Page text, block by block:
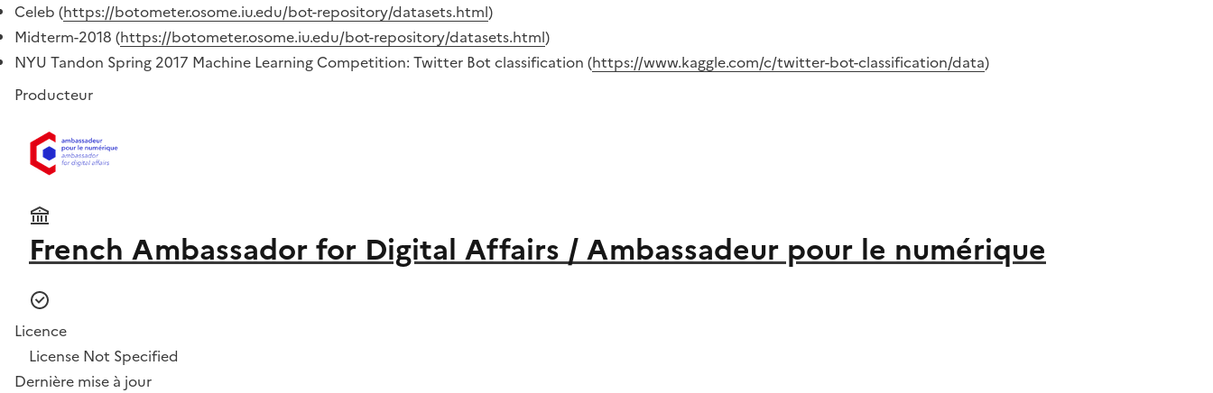
Celeb (https://botometer.osome.iu.edu/bot-repository/datasets.html)
Midterm-2018 (https://botometer.osome.iu.edu/bot-repository/datasets.html)
NYU Tandon Spring 2017 Machine Learning Competition: Twitter Bot classification (https://www.kaggle.com/c/twitter-bot-classification/data)
Producteur
French Ambassador for Digital Affairs / Ambassadeur pour le numérique
Licence
License Not Specified
Dernière mise à jour